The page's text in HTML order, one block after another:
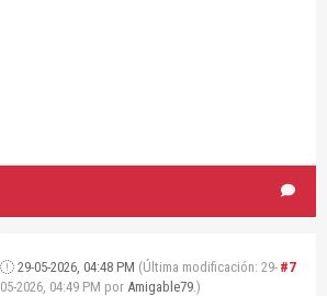
#7
29-05-2026, 04:48 PM (Última modificación: 29-
05-2026, 04:49 PM por Amigable79 .)